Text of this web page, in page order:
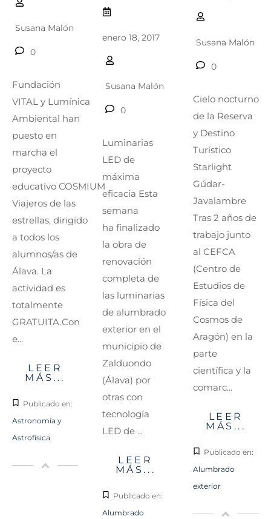
Susana Malón
0
Fundación
VITAL y Lumínica
Ambiental han
puesto en
marcha el
proyecto
educativo COSMIUM
Viajeros de las
estrellas, dirigido
a todos los
alumnos/as de
Álava. La
actividad es
totalmente
GRATUITA.Con
e...
LEER
MÁS...
Publicado en:
Astronomía y
Astrofísica
enero 18, 2017
Susana Malón
0
Luminarias
LED de
máxima
eficacia Esta
semana
ha finalizado
la obra de
renovación
completa de
las luminarias
de alumbrado
exterior en el
municipio de
Zalduondo
(Álava) por
otras con
tecnología
LED de ...
LEER
MÁS...
Publicado en:
Alumbrado
Susana Malón
0
Cielo nocturno
de la Reserva
y Destino
Turístico
Starlight
Gúdar-
Javalambre
Tras 2 años de
trabajo junto
al CEFCA
(Centro de
Estudios de
Física del
Cosmos de
Aragón) en la
parte
científica y la
comarc...
LEER
MÁS...
Publicado en:
Alumbrado
exterior